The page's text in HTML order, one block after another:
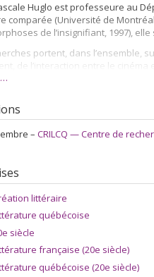
Huglo est professeure au
comparée (Université de
de l’insignifiant, 1997),
portent, dans l’ensemble,
de l’interaction entre le
elle consacre une partie de
2007) et une fiction (La
– CRILCQ — Centre de
littéraire
québécoise
siècle
française (20e siècle)
québécoise (20e siècle)